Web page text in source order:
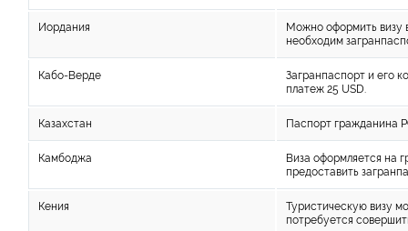
Иордания
Можно оформить визу
необходим
Кабо-Верде
Загранпаспорт и его
платеж 25 USD.
Казахстан Паспорт гражданина
Камбоджа
Виза оформляется на
предоставить
Кения
Туристическую визу
потребуется